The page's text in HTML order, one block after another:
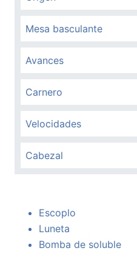
Mesa basculante
Avances
Carnero
Velocidades
Cabezal
Escoplo
Luneta
Bomba de soluble